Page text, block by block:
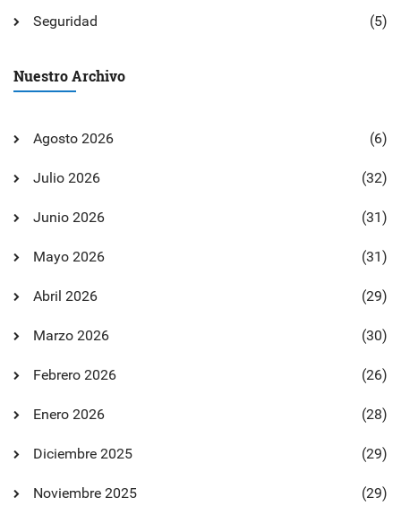
Seguridad (5)
Nuestro Archivo
Agosto 2026 (6)
Julio 2026 (32)
Junio 2026 (31)
Mayo 2026 (31)
Abril 2026 (29)
Marzo 2026 (30)
Febrero 2026 (26)
Enero 2026 (28)
Diciembre 2025 (29)
Noviembre 2025 (29)